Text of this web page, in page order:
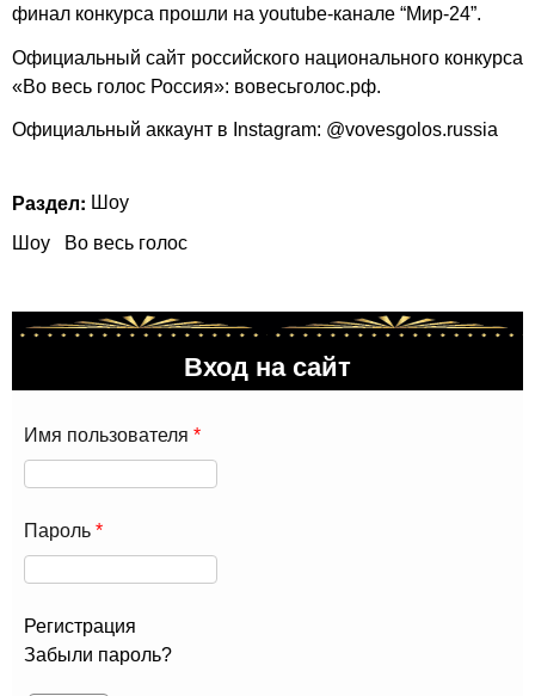
финал конкурса прошли на youtube-канале “Мир-24”.
Официальный сайт российского национального конкурса
«Во весь голос Россия»: вовесьголос.рф.
Официальный аккаунт в Instagram: @vovesgolos.russia
Раздел: Шоу
Шоу
Во весь голос
Вход на сайт
Имя пользователя *
Пароль *
Регистрация
Забыли пароль?